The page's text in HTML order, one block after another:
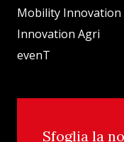
Mobility
Innovation Agri
evenT
Sfoglia la